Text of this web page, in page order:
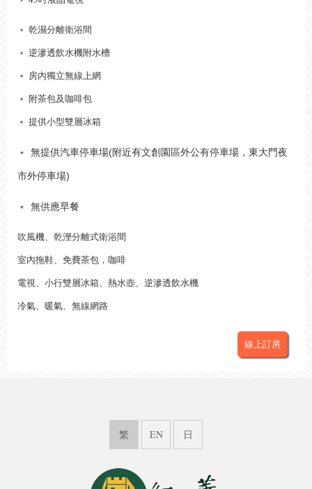
﹡ 乾濕分離衛浴間
﹡ 逆滲透飲水機附水槽
﹡ 房內獨立無線上網
﹡ 附茶包及咖啡包
﹡ 提供小型雙層冰箱
﹡ 無提供汽車停車場(附近有文創園區外公有停車場，東大門夜
市外停車場)
﹡ 無供應早餐
吹風機、乾溼分離式衛浴間
室內拖鞋、免費茶包，咖啡
電視、小行雙層冰箱、熱水壺、逆滲透飲水機
冷氣、暖氣、無線網路
線上訂房
繁 EN 日